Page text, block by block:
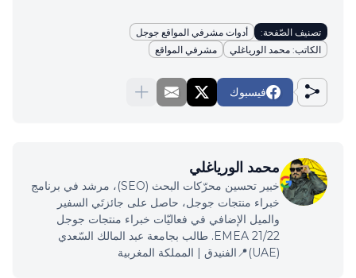
تصنيف الصّفحة:
أدوات مشرفي المواقع جوجل
الكاتب: محمد الورياغلي
مشرفي المواقع
فيسبوك
محمد الورياغلي
خبير تحسين محرّكات البحث (SEO)، مرشد في برنامج
خبراء منتجات جوجل، حاصل على جائزتَي السفير
والميل الإضافي في فعاليّات خبراء منتجات جوجل
EMEA 21/22. طالب بجامعة عبد المالك السّعدي
(UAE)📍الفنيدق | المملكة المغربية